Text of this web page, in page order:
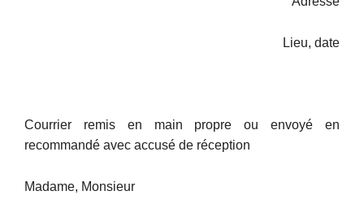
Lieu, date
Courrier remis en main propre ou envoyé en
recommandé avec accusé de réception
Madame, Monsieur